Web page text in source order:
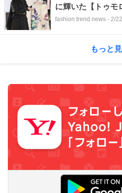
に輝いた【トゥモ
仁藤さんって？
fashion trend news - 2/
もっと